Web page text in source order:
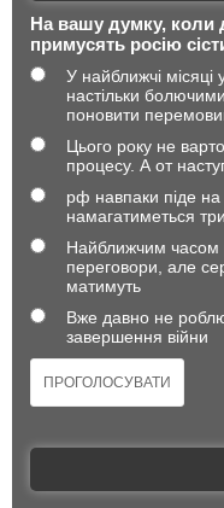
На вашу думку, коли
примусять росію
У найближчі місяці
настільки
поновити
Цього року не
процесу. А от
рф навпаки піде на
намагатиметься
Найближчим часом
переговори, але
матимуть
Вже давно не
завершення війни